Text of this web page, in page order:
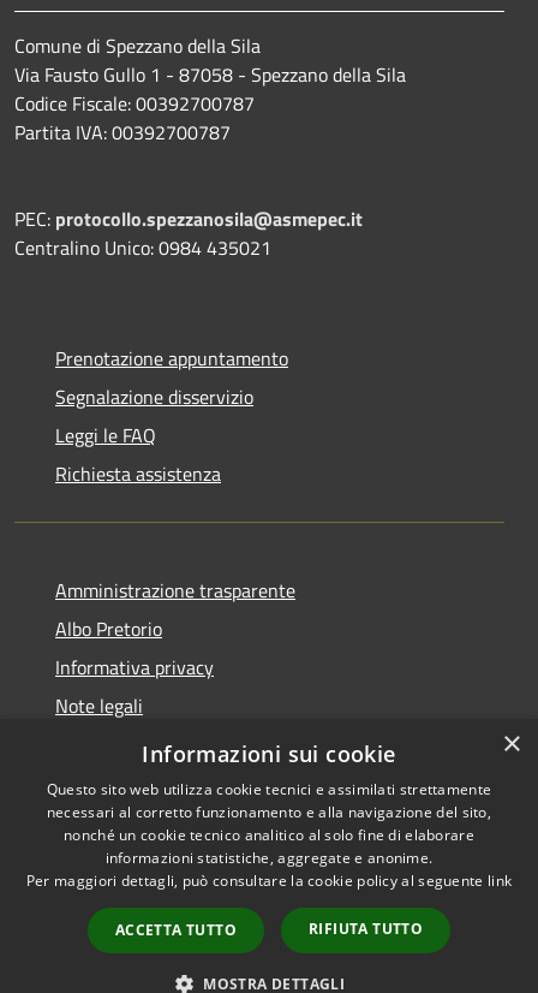
Comune di Spezzano della Sila
Via Fausto Gullo 1 - 87058 - Spezzano della Sila
Codice Fiscale: 00392700787
Partita IVA: 00392700787
PEC: protocollo.spezzanosila@asmepec.it
Centralino Unico: 0984 435021
Prenotazione appuntamento
Segnalazione disservizio
Leggi le FAQ
Richiesta assistenza
Amministrazione trasparente
Albo Pretorio
Informativa privacy
Note legali
Dichiarazione di accessibilità
Accessibilità
Copyright © 2026 • Comune di
Spezzano della Sila • Powered
byMunicipium
Accesso
redazione
×
Informazioni sui cookie
Questo sito web utilizza cookie tecnici e assimilati strettamente
necessari al corretto funzionamento e alla navigazione del sito,
nonché un cookie tecnico analitico al solo fine di elaborare
informazioni statistiche, aggregate e anonime.
Per maggiori dettagli, può consultare la cookie policy al seguente link
ACCETTA TUTTO RIFIUTA TUTTO
MOSTRA DETTAGLI